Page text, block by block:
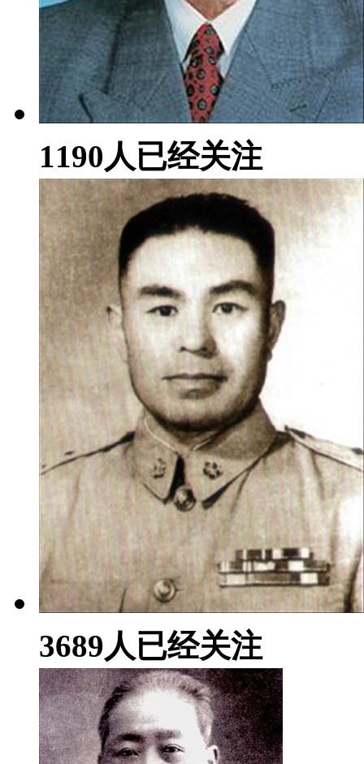
1190 人已经关注
3689 人已经关注